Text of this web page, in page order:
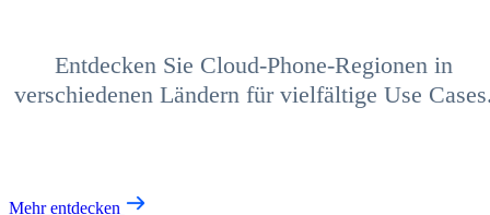
Entdecken Sie Cloud-Phone-Regionen in
verschiedenen Ländern für vielfältige Use
Mehr entdecken